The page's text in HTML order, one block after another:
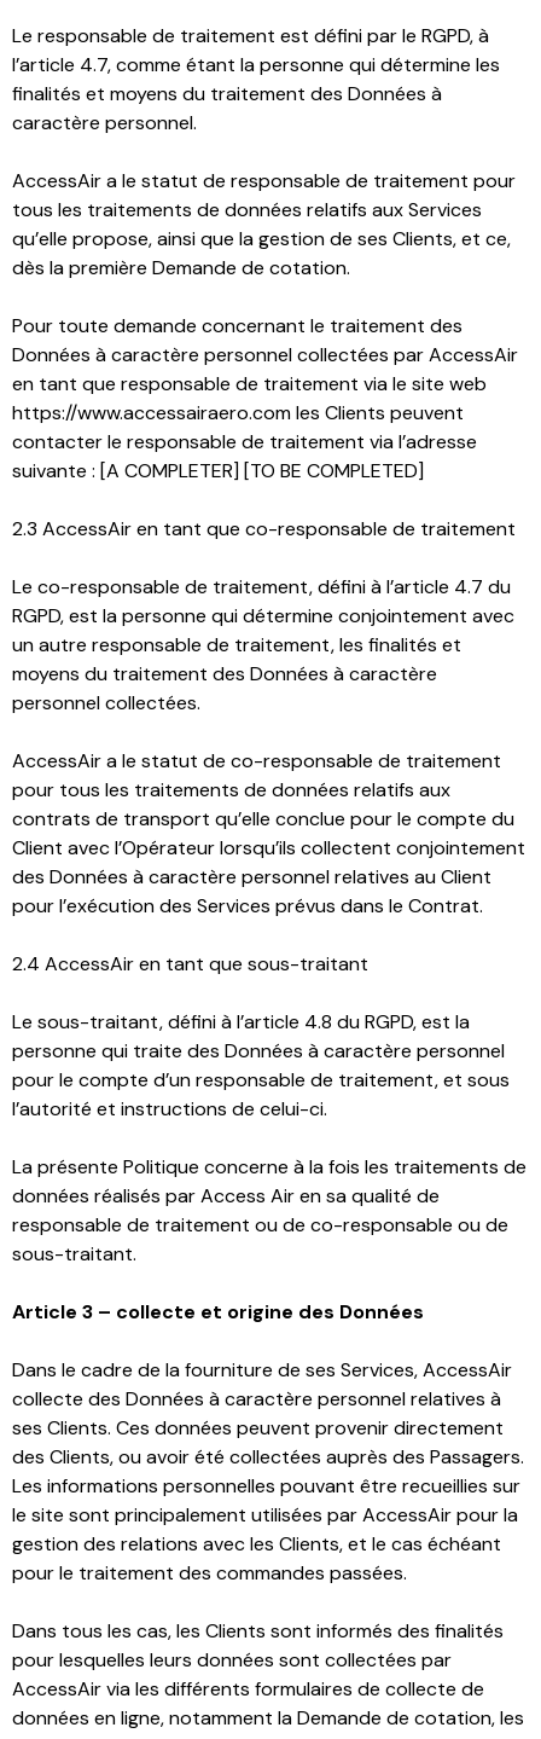
Le responsable de traitement est défini par le RGPD, à
l’article 4.7, comme étant la personne qui détermine les
finalités et moyens du traitement des Données à
caractère personnel.
AccessAir a le statut de responsable de traitement pour
tous les traitements de données relatifs aux Services
qu’elle propose, ainsi que la gestion de ses Clients, et ce,
dès la première Demande de cotation.
Pour toute demande concernant le traitement des
Données à caractère personnel collectées par AccessAir
en tant que responsable de traitement via le site web
https://www.accessairaero.com les Clients peuvent
contacter le responsable de traitement via l’adresse
suivante : [A COMPLETER] [TO BE COMPLETED]
2.3 AccessAir en tant que co-responsable de traitement
Le co-responsable de traitement, défini à l’article 4.7 du
RGPD, est la personne qui détermine conjointement avec
un autre responsable de traitement, les finalités et
moyens du traitement des Données à caractère
personnel collectées.
AccessAir a le statut de co-responsable de traitement
pour tous les traitements de données relatifs aux
contrats de transport qu’elle conclue pour le compte du
Client avec l’Opérateur lorsqu’ils collectent conjointement
des Données à caractère personnel relatives au Client
pour l’exécution des Services prévus dans le Contrat.
2.4 AccessAir en tant que sous-traitant
Le sous-traitant, défini à l’article 4.8 du RGPD, est la
personne qui traite des Données à caractère personnel
pour le compte d’un responsable de traitement, et sous
l’autorité et instructions de celui-ci.
La présente Politique concerne à la fois les traitements de
données réalisés par Access Air en sa qualité de
responsable de traitement ou de co-responsable ou de
sous-traitant.
Article 3 – collecte et origine des Données
Dans le cadre de la fourniture de ses Services, AccessAir
collecte des Données à caractère personnel relatives à
ses Clients. Ces données peuvent provenir directement
des Clients, ou avoir été collectées auprès des Passagers.
Les informations personnelles pouvant être recueillies sur
le site sont principalement utilisées par AccessAir pour la
gestion des relations avec les Clients, et le cas échéant
pour le traitement des commandes passées.
Dans tous les cas, les Clients sont informés des finalités
pour lesquelles leurs données sont collectées par
AccessAir via les différents formulaires de collecte de
données en ligne, notamment la Demande de cotation, les